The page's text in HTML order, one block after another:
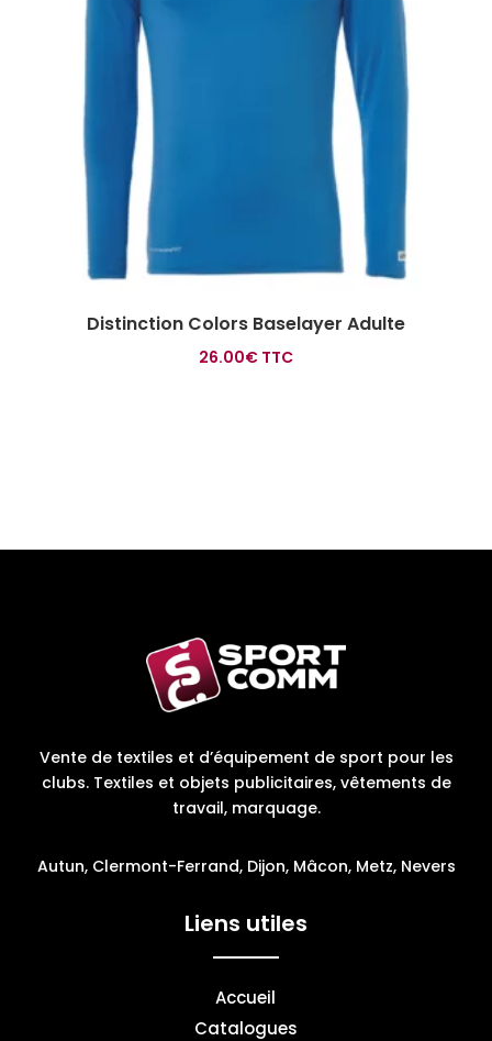
Distinction Colors Baselayer Adulte
26.00€ TTC
Vente de textiles et d’équipement de sport pour les
clubs. Textiles et objets publicitaires, vêtements de
travail, marquage.
Autun, Clermont-Ferrand, Dijon, Mâcon, Metz, Nevers
Liens utiles
Accueil
Catalogues